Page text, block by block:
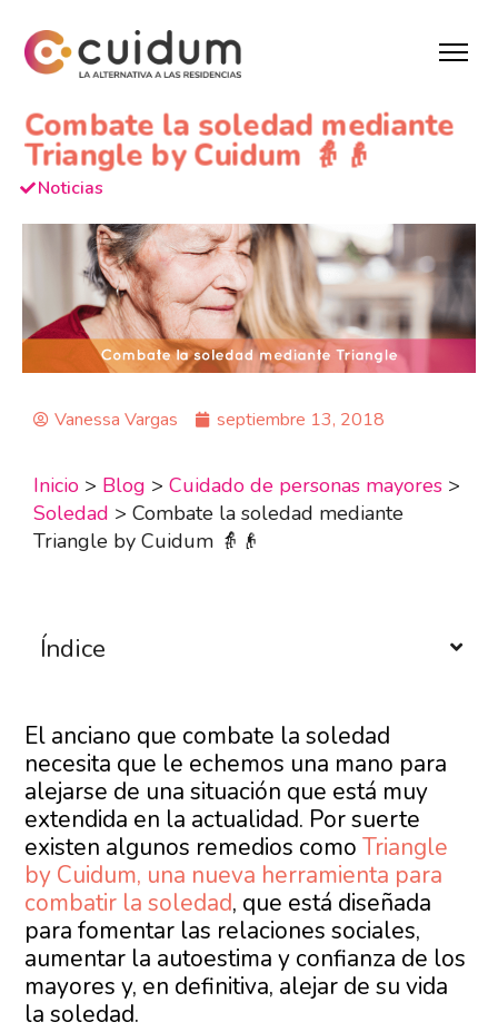
Combate la soledad mediante
Triangle by Cuidum 👵👴
Noticias
Vanessa Vargas septiembre 13, 2018
Inicio > Blog > Cuidado de personas mayores >
Soledad > Combate la soledad mediante
Triangle by Cuidum 👵👴
Índice
El anciano que combate la soledad
necesita que le echemos una mano para
alejarse de una situación que está muy
extendida en la actualidad. Por suerte
existen algunos remedios comoTriangle
by Cuidum, una nueva herramienta para
combatir la soledad, que está diseñada
para fomentar las relaciones sociales,
aumentar la autoestima y confianza de los
mayores y, en definitiva, alejar de su vida
la soledad.